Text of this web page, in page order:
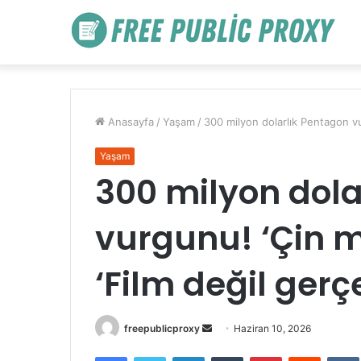
Anasayfa / Yaşam / 300 milyon dolarlık Pentagon
Yaşam
300 milyon
vurgunu! ‘Çin
‘Film değil
freepublicproxy
Bir
Haziran 10, 2026
FacebookTwitter LinkedInTumblr PinterestReddit